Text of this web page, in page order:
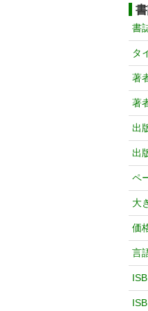
書
タ
著
著
出
出
ペ
大
価
言